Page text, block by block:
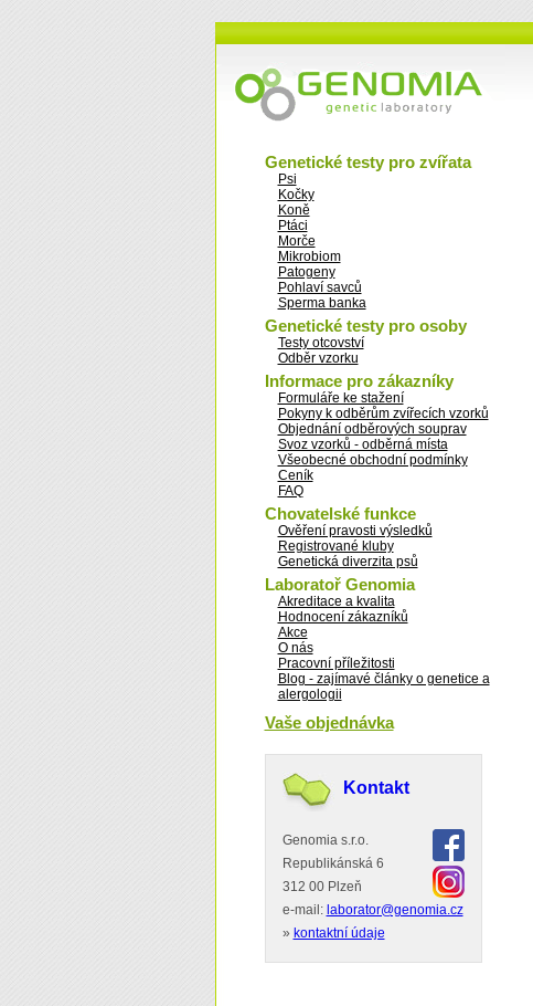
Genetické testy pro zvířata
Psi
Kočky
Koně
Ptáci
Morče
Mikrobiom
Patogeny
Pohlaví savců
Sperma banka
Genetické testy pro osoby
Testy otcovství
Odběr vzorku
Informace pro zákazníky
Formuláře ke stažení
Pokyny k odběrům zvířecích vzorků
Objednání odběrových souprav
Svoz vzorků - odběrná místa
Všeobecné obchodní podmínky
Ceník
FAQ
Chovatelské funkce
Ověření pravosti výsledků
Registrované kluby
Genetická diverzita psů
Laboratoř Genomia
Akreditace a kvalita
Hodnocení zákazníků
Akce
O nás
Pracovní příležitosti
Blog - zajímavé články o genetice a
alergologii
Vaše objednávka
Kontakt
Genomia s.r.o.
Republikánská 6
312 00 Plzeň
e-mail: laborator@genomia.cz
» kontaktní údaje